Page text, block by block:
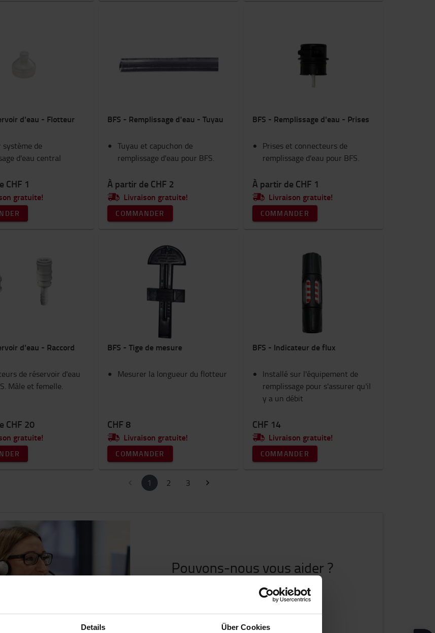
Details Über Cookies
d'eau - Flotteur
de
d'eau central
CHF 1
gratuite!
BFS - Remplissage d'eau - Tuyau
Tuyau et capuchon de
remplissage d'eau pour BFS.
À partir de CHF 2
Livraison gratuite!
COMMANDER
BFS - Remplissage d'eau - Prises
Prises et connecteurs de
remplissage d'eau pour BFS.
À partir de CHF 1
Livraison gratuite!
COMMANDER
d'eau - Raccord
de réservoir d'eau
Mâle et femelle.
CHF 20
gratuite!
BFS - Tige de mesure
Mesurer la longueur du flotteur
CHF 8
Livraison gratuite!
COMMANDER
BFS - Indicateur de flux
Installé sur l'équipement de
remplissage pour s'assurer qu'il
y a un débit
CHF 14
Livraison gratuite!
COMMANDER
1 2 3
Pouvons-nous vous aider ?
Nous sommes là pour vous aider.
CONTACTEZ-NOUS